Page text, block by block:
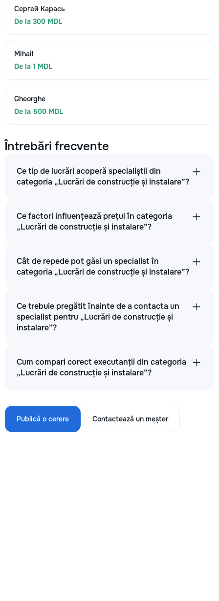
Сергей Карась
De la 300 MDL
Mihail
De la 1 MDL
Gheorghe
De la 500 MDL
Întrebări frecvente
Ce tip de lucrări acoperă specialiștii din
categoria „Lucrări de construcție și instalare”?
Ce factori influențează prețul în categoria
„Lucrări de construcție și instalare”?
Cât de repede pot găsi un specialist în
categoria „Lucrări de construcție și instalare”?
Ce trebuie pregătit înainte de a contacta un
specialist pentru „Lucrări de construcție și
instalare”?
Cum compari corect executanții din categoria
„Lucrări de construcție și instalare”?
Publică o cerere Contactează un meșter